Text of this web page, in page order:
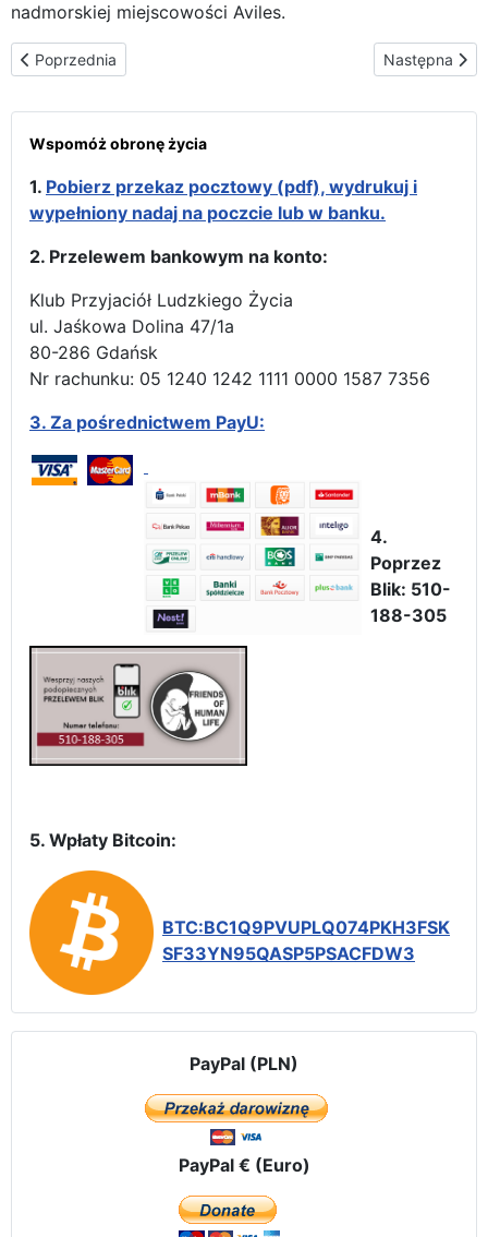
nadmorskiej miejscowości Aviles.
Poprzednia strona: Aviles – dalsza wędrówka po Asturii
Poprzednia Następna
Następna
Wspomóż obronę życia
1. Pobierz przekaz pocztowy (pdf), wydrukuj i
wypełniony nadaj na poczcie lub w banku.
2. Przelewem bankowym na konto:
Klub Przyjaciół Ludzkiego Życia
ul. Jaśkowa Dolina 47/1a
80-286 Gdańsk
Nr rachunku: 05 1240 1242 1111 0000 1587 7356
3. Za pośrednictwem PayU:
4.
Poprzez
Blik: 510-
188-305
5. Wpłaty Bitcoin:
BTC:BC1Q9PVUPLQ074PKH3FSK
SF33YN95QASP5PSACFDW3
PayPal (PLN)
PayPal € (Euro)